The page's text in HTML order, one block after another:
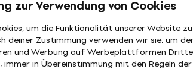
zur Verwendung von Cookies
um die Funktionalität unserer Website zu
deiner Zustimmung verwenden wir sie, um
und Werbung auf Werbeplattformen
immer in Übereinstimmung mit den Regeln der